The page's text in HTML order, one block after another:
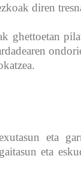
diren
ghettoetan
eta
eta